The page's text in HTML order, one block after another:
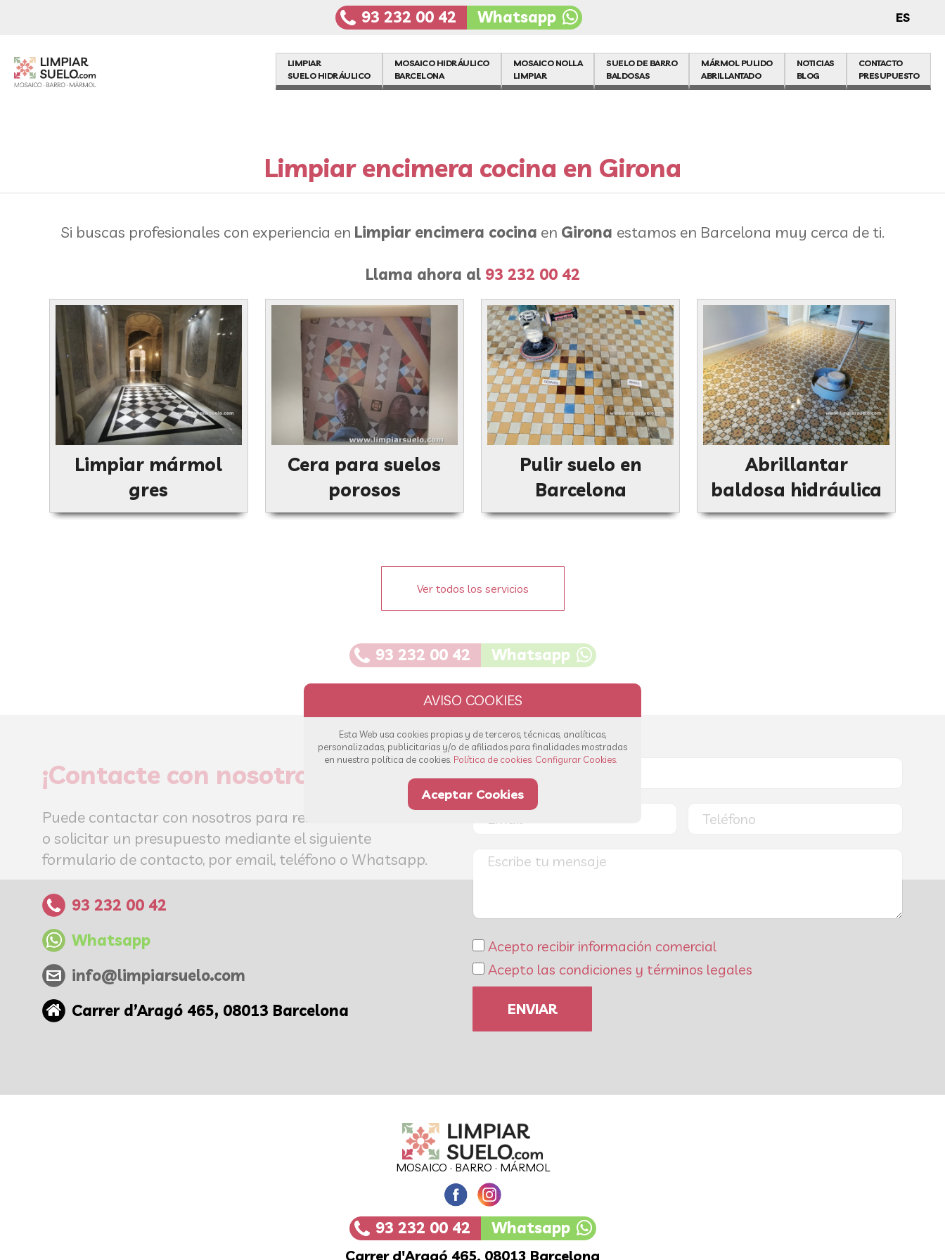
ES
93 232 00 42 Whatsapp
LIMPIAR
SUELO HIDRÁULICO
MOSAICO HIDRÁULICO
BARCELONA
MOSAICO NOLLA
LIMPIAR
SUELO DE BARRO
BALDOSAS
MÁRMOL PULIDO
ABRILLANTADO
NOTICIAS
BLOG
CONTACTO
PRESUPUESTO
Limpiar encimera cocina en Girona
Si buscas profesionales con experiencia en Limpiar encimera cocina en Girona estamos en Barcelona muy cerca de ti.
Llama ahora al 93 232 00 42
Limpiar mármol
gres
Cera para suelos
porosos
Pulir suelo en
Barcelona
Abrillantar
baldosa hidráulica
Ver todos los servicios
93 232 00 42 Whatsapp
¡Contacte con nosotros!
Puede contactar con nosotros para resolver sus dudas
o solicitar un presupuesto mediante el siguiente
formulario de contacto, por email, teléfono o Whatsapp.
93 232 00 42
Whatsapp
info@limpiarsuelo.com
Carrer d’Aragó 465, 08013 Barcelona
Acepto recibir información comercial
Acepto las condiciones y términos legales
ENVIAR
MOSAICO · BARRO · MÁRMOL
93 232 00 42 Whatsapp
Carrer d'Aragó 465, 08013 Barcelona
Esta Web usa cookies propias y de terceros, técnicas, analíticas,
personalizadas, publicitarias y/o de afiliados para finalidades mostradas
en nuestra política de cookies. Política de cookies. Configurar Cookies.
Aceptar Cookies